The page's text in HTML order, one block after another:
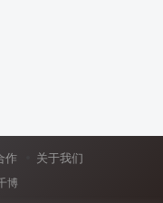
作 关于我们
博